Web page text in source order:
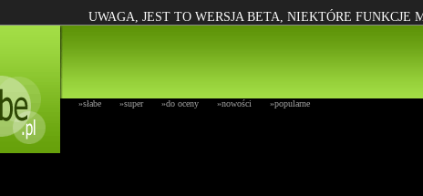
UWAGA, JEST TO WERSJA BETA, NIEKTÓRE FUNKCJE
»słabe »super »do oceny »nowości »popularne